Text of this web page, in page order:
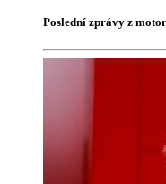
Poslední zprávy z